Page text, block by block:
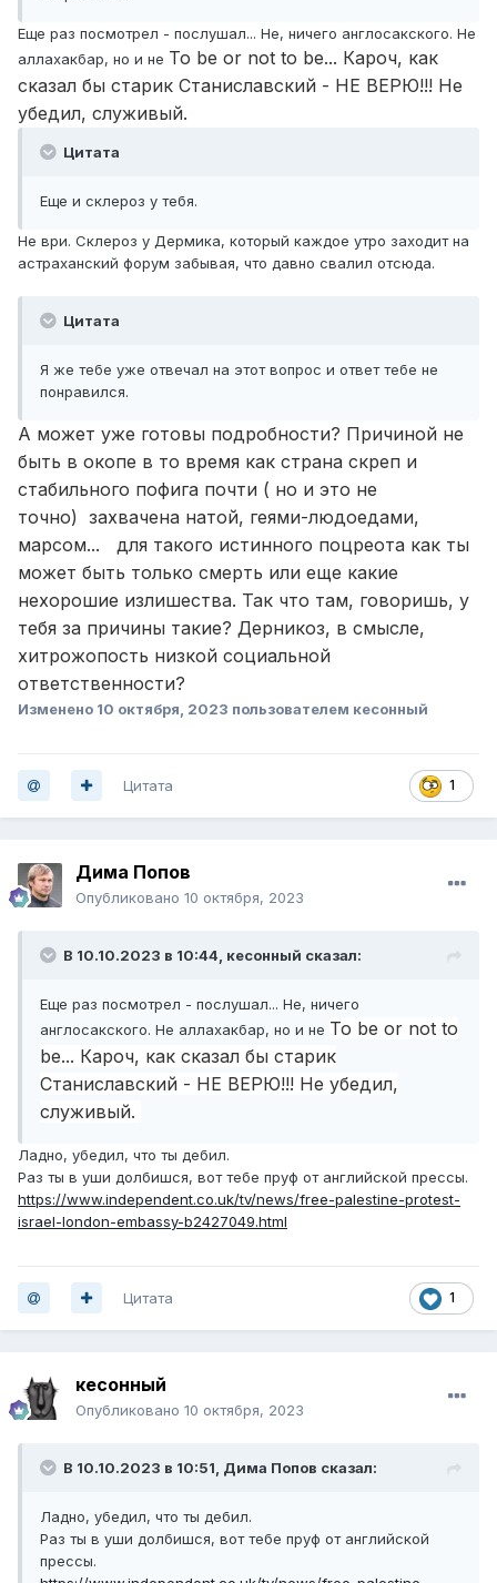
Еще раз посмотрел - послушал... Не, ничего англосакского. Не
аллахакбар, но и не To be or not to be... Кароч, как
сказал бы старик Станиславский - НЕ ВЕРЮ!!! Не
убедил, служивый.
Цитата
Еще и склероз у тебя.
Не ври. Склероз у Дермика, который каждое утро заходит на
астраханский форум забывая, что давно свалил отсюда.
Цитата
Я же тебе уже отвечал на этот вопрос и ответ тебе не
понравился.
А может уже готовы подробности? Причиной не
быть в окопе в то время как страна скреп и
стабильного пофига почти ( но и это не
точно) захвачена натой, геями-людоедами,
марсом... для такого истинного поцреота как ты
может быть только смерть или еще какие
нехорошие излишества. Так что там, говоришь, у
тебя за причины такие? Дерникоз, в смысле,
хитрожопость низкой социальной
ответственности?
Изменено 10 октября, 2023 пользователем кесонный
1
Цитата
Дима Попов
Опубликовано 10 октября, 2023
В 10.10.2023 в 10:44, кесонный сказал:
Еще раз посмотрел - послушал... Не, ничего
англосакского. Не аллахакбар, но и не To be or not to
be... Кароч, как сказал бы старик
Станиславский - НЕ ВЕРЮ!!! Не убедил,
служивый.
Ладно, убедил, что ты дебил.
Раз ты в уши долбишся, вот тебе пруф от английской прессы.
https://www.independent.co.uk/tv/news/free-palestine-protest-
israel-london-embassy-b2427049.html
1
Цитата
кесонный
Опубликовано 10 октября, 2023
В 10.10.2023 в 10:51, Дима Попов сказал:
Ладно, убедил, что ты дебил.
Раз ты в уши долбишся, вот тебе пруф от английской
прессы.